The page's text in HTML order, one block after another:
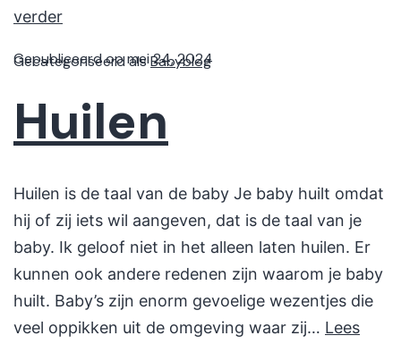
verder
Gepubliceerd opmei 24, 2024
Gecategoriseerd alsBabyblog
Huilen
Huilen is de taal van de baby Je baby huilt omdat
hij of zij iets wil aangeven, dat is de taal van je
baby. Ik geloof niet in het alleen laten huilen. Er
kunnen ook andere redenen zijn waarom je baby
huilt. Baby’s zijn enorm gevoelige wezentjes die
veel oppikken uit de omgeving waar zij… Lees